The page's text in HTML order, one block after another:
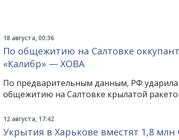
18 августа, 00:36
По общежитию на Салтовке
«Калибр» — ХОВА
По предварительным данным, РФ
общежитию на Салтовке крылатой
12 августа, 17:42
Укрытия в Харькове вместят 1,8